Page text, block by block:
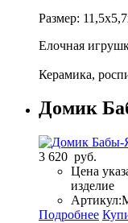
Размер:
Елочная
Керамика,
Домик
3 620 руб.
Цена
изделие
Артикул:
Подробнее